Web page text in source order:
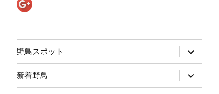
野鳥スポット
サ
ブ
メ
ニ
ュ
ー
新着野鳥
サ
ブ
メ